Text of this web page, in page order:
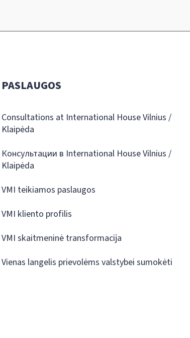
PASLAUGOS
Consultations at International House Vilnius /
Klaipėda
Консультации в International House Vilnius /
Klaipėda
VMI teikiamos paslaugos
VMI kliento profilis
VMI skaitmeninė transformacija
Vienas langelis prievolėms valstybei sumokėti